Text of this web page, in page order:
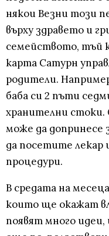
някои Везни този
върху здравето и
семейството, тъй
карта Сатурн
родители.
баба си 2 пъти
хранителни стоки.
може да допринесе
да посетите
процедури.
В средата на
които ще окажат
появят много